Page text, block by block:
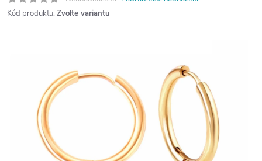
Kód produktu: Zvolte variantu